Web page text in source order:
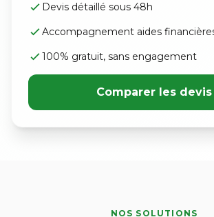
Devis détaillé sous 48h
Accompagnement aides
100% gratuit, sans engagement
Comparer les devis
NOS SOLUTIONS